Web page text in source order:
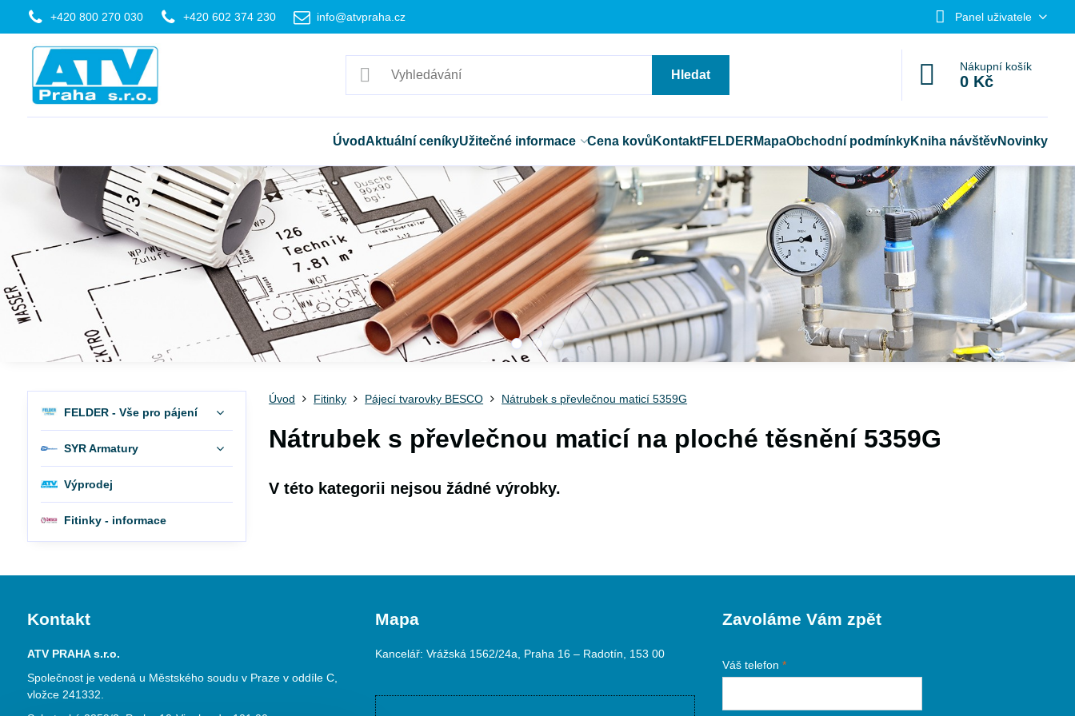
+420 800 270 030 +420 602 374 230 info@atvpraha.cz Panel uživatele
Hledat
Nákupní košík
0 Kč
ÚvodAktuální ceníkyUžitečné informace Cena kovů KontaktFELDER MapaObchodní podmínkyKniha návštěvNovinky
Úvod Fitinky Pájecí tvarovky BESCO Nátrubek s převlečnou maticí 5359G
Nátrubek s převlečnou maticí na ploché těsnění 5359G
FELDER - Vše pro pájení
SYR Armatury
Výprodej
Fitinky - informace
Kontakt
ATV PRAHA s.r.o.
Společnost je vedená u Městského soudu v Praze v oddíle C,
vložce 241332.
Mapa
Kancelář: Vrážská 1562/24a, Praha 16 – Radotín, 153 00
Zavoláme Vám zpět
Váš telefon*